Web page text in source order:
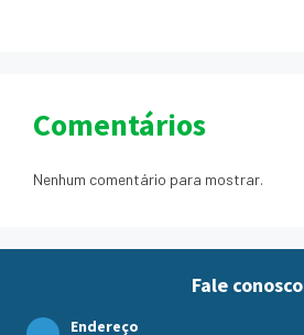
Comentários
Nenhum comentário para mostrar.
Fale conosco
Endereço